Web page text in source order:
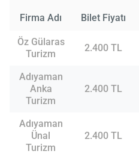
Firma Adı Bilet Fiyatı
Öz Gülaras
Turizm
2.400 TL
Adıyaman
Anka
Turizm
2.400 TL
Adıyaman
Ünal
Turizm
2.400 TL